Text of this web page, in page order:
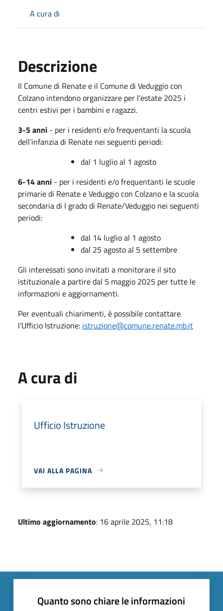
A cura di
Descrizione
Il Comune di Renate e il Comune di Veduggio con
Colzano intendono organizzare per l'estate 2025 i
centri estivi per i bambini e ragazzi.
3-5 anni - per i residenti e/o frequentanti la scuola
dell’infanzia di Renate nei seguenti periodi:
dal 1 luglio al 1 agosto
6-14 anni - per i residenti e/o frequentanti le scuole
primarie di Renate e Veduggio con Colzano e la scuola
secondaria di I grado di Renate/Veduggio nei seguenti
periodi:
dal 14 luglio al 1 agosto
dal 25 agosto al 5 settembre
Gli interessati sono invitati a monitorare il sito
istituzionale a partire dal 5 maggio 2025 per tutte le
informazioni e aggiornamenti.
Per eventuali chiarimenti, è possibile contattare
l’Ufficio Istruzione: istruzione@comune.renate.mb.it
A cura di
Ufficio Istruzione
VAI ALLA PAGINA
Ultimo aggiornamento: 16 aprile 2025, 11:18
Quanto sono chiare le informazioni